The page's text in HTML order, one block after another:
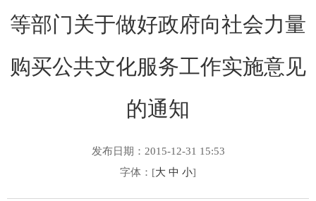
等部门关于做好政府向社会力量
购买公共文化服务工作实施意见
的通知
发布日期：2015-12-31 15:53
字体：[大 中 小]